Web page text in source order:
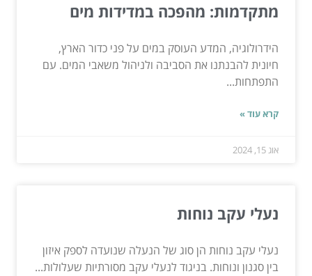
מתקדמות: מהפכה במדידות מים
הידרולוגיה, המדע העוסק במים על פני כדור הארץ,
חיונית להבנתנו את הסביבה ולניהול משאבי המים. עם
התפתחות...
קרא עוד »
אוג 15, 2024
נעלי עקב נוחות
נעלי עקב נוחות הן סוג של הנעלה שנועדה לספק איזון
בין סגנון ונוחות. בניגוד לנעלי עקב מסורתיות שעלולות...